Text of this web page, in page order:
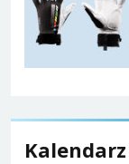
Kalendarz